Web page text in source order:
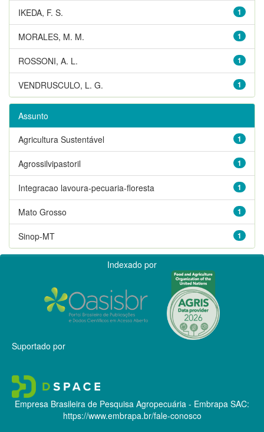
1
IKEDA, F. S.
1
MORALES, M. M.
1
ROSSONI, A. L.
1
VENDRUSCULO, L. G.
Assunto
1
Agricultura Sustentável
1
Agrossilvipastoril
1
Integracao lavoura-pecuaria-floresta
1
Mato Grosso
1
Sinop-MT
Indexado por
Suportado por
Empresa Brasileira de Pesquisa Agropecuária - Embrapa SAC:
https://www.embrapa.br/fale-conosco